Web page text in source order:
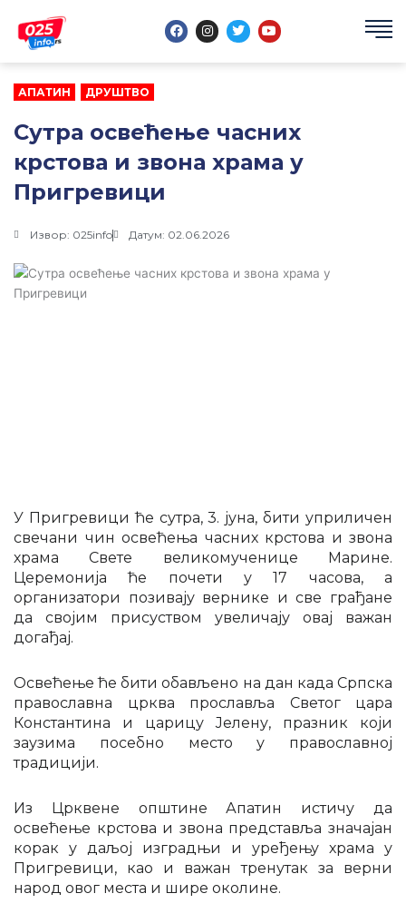
садржај
F
a
e
I
n
t
m
T
w
t
Y
o
t
АПАТИН ДРУШТВО
Сутра освећење часних
крстова и звона храма у
Пригревици
Извор: 025info Датум: 02.06.2026
У Пригревици ће сутра, 3. јуна, бити уприличен
свечани чин освећења часних крстова и звона
храма Свете великомученице Марине.
Церемонија ће почети у 17 часова, а
организатори позивају вернике и све грађане
да својим присуством увеличају овај важан
догађај.
Освећење ће бити обављено на дан када Српска
православна црква прославља Светог цара
Константина и царицу Јелену, празник који
заузима посебно место у православној
традицији.
Из Црквене општине Апатин истичу да
освећење крстова и звона представља значајан
корак у даљој изградњи и уређењу храма у
Пригревици, као и важан тренутак за верни
народ овог места и шире околине.